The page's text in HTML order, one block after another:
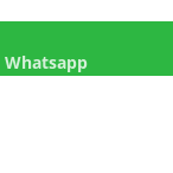
Whatsapp